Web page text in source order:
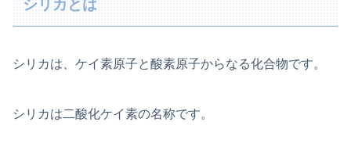
シリカとは
シリカは、ケイ素原子と酸素原子からなる化合物です。
シリカは二酸化ケイ素の名称です。